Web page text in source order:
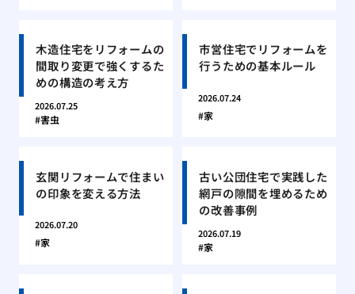
木造住宅をリフォームの
間取り変更で強くするた
めの構造の考え方
2026.07.25
害虫
市営住宅でリフォームを
行うための基本ルール
2026.07.24
家
玄関リフォームで住まい
の印象を変える方法
2026.07.20
家
古い公団住宅で実践した
網戸の隙間を埋めるため
の改善事例
2026.07.19
家